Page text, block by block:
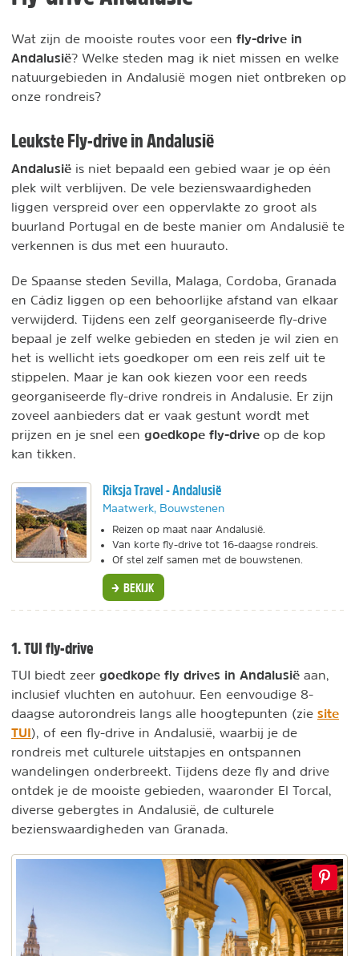
Wat zijn de mooiste routes voor een fly-drive in
Andalusië? Welke steden mag ik niet missen en welke
natuurgebieden in Andalusië mogen niet ontbreken op
onze rondreis?
Leukste Fly-drive in Andalusië
Andalusië is niet bepaald een gebied waar je op één
plek wilt verblijven. De vele bezienswaardigheden
liggen verspreid over een oppervlakte zo groot als
buurland Portugal en de beste manier om Andalusië te
verkennen is dus met een huurauto.
De Spaanse steden Sevilla, Malaga, Cordoba, Granada
en Cádiz liggen op een behoorlijke afstand van elkaar
verwijderd. Tijdens een zelf georganiseerde fly-drive
bepaal je zelf welke gebieden en steden je wil zien en
het is wellicht iets goedkoper om een reis zelf uit te
stippelen. Maar je kan ook kiezen voor een reeds
georganiseerde fly-drive rondreis in Andalusie. Er zijn
zoveel aanbieders dat er vaak gestunt wordt met
prijzen en je snel een goedkope fly-drive op de kop
kan tikken.
Riksja Travel - Andalusië
Maatwerk, Bouwstenen
Reizen op maat naar Andalusië.
Van korte fly-drive tot 16-daagse rondreis.
Of stel zelf samen met de bouwstenen.
BEKIJK
1. TUI fly-drive
TUI biedt zeer goedkope fly drives in Andalusië aan,
inclusief vluchten en autohuur. Een eenvoudige 8-
daagse autorondreis langs alle hoogtepunten (zie site
TUI), of een fly-drive in Andalusië, waarbij je de
rondreis met culturele uitstapjes en ontspannen
wandelingen onderbreekt. Tijdens deze fly and drive
ontdek je de mooiste gebieden, waaronder El Torcal,
diverse gebergtes in Andalusië, de culturele
bezienswaardigheden van Granada.